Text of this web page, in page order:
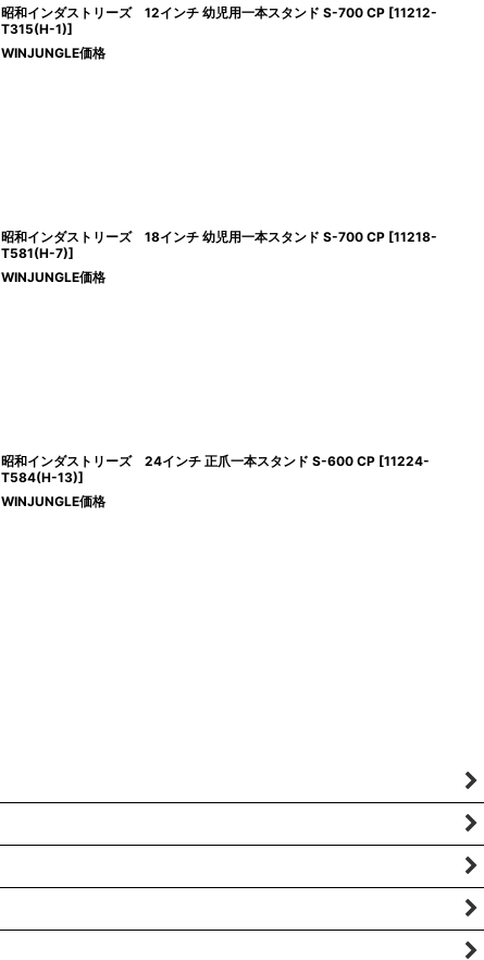
昭和インダストリーズ 12インチ 幼児用一本スタンド S-700 CP [11212-
T315(H-1)]
WINJUNGLE価格
昭和インダストリーズ 18インチ 幼児用一本スタンド S-700 CP [11218-
T581(H-7)]
WINJUNGLE価格
昭和インダストリーズ 24インチ 正爪一本スタンド S-600 CP [11224-
T584(H-13)]
WINJUNGLE価格